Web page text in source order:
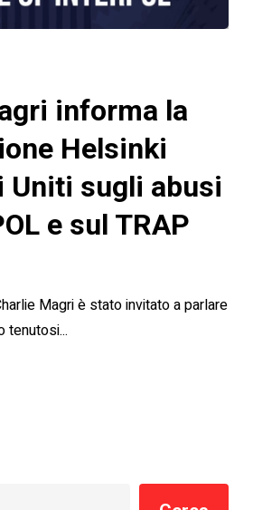
informa la
Helsinki
Uniti sugli abusi
e sul TRAP
Magri è stato invitato a parlare
tenutosi...